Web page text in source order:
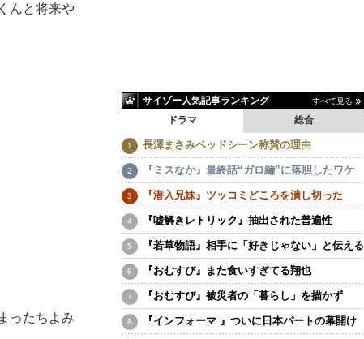
んと将来や
ったちよみ
サイゾー人気記事ランキング すべて見る
ドラマ 総合
長澤まさみベッドシーン称賛の理由
『ミスなか』最終話“ガロ編”に落胆したワケ
『潜入兄妹』ツッコミどころを潰し切った
『嘘解きレトリック』抽出された普遍性
『若草物語』相手に「好きじゃない」と伝える
『おむすび』また食いすぎてる翔也
『おむすび』被災者の「暮らし」を描かず
『インフォーマ 』ついに日本パートの幕開け